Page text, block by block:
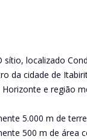
sítio, localizado
da cidade de
Horizonte e região
5.000 m de
500 m de área